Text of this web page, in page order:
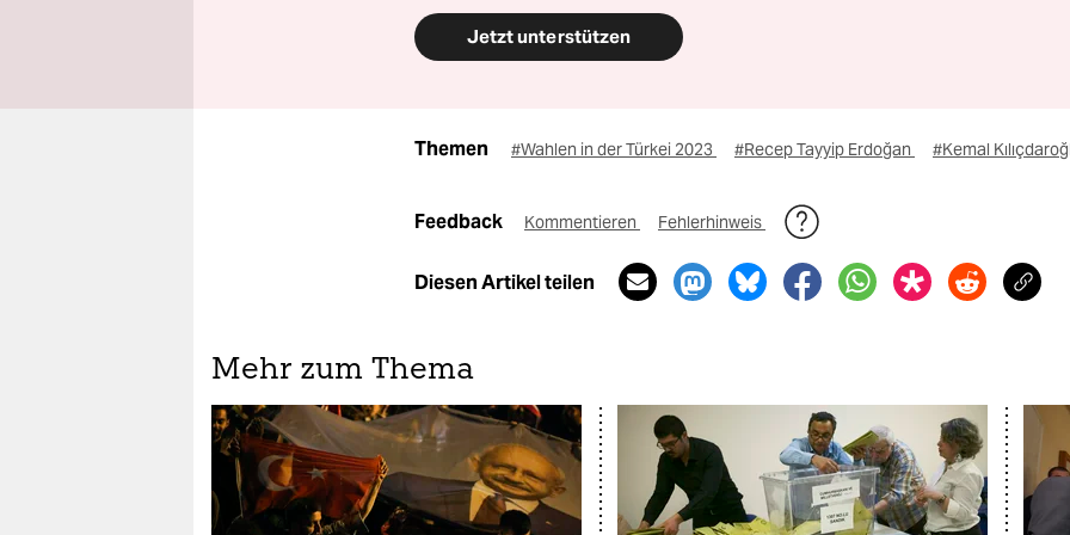
Jetzt unterstützen
Themen #Wahlen in der Türkei 2023 #Recep Tayyip Erdoğan #Kemal
Feedback Kommentieren Fehlerhinweis
Diesen Artikel teilen
Mehr zum Thema